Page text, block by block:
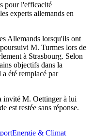
pour l'efficacité
experts allemands en
Allemands lorsqu'ils ont
M. Turmes lors de
à Strasbourg. Selon
objectifs dans la
été remplacé par
invité M. Oettinger à lui
est restée sans réponse.
Energie & Climat